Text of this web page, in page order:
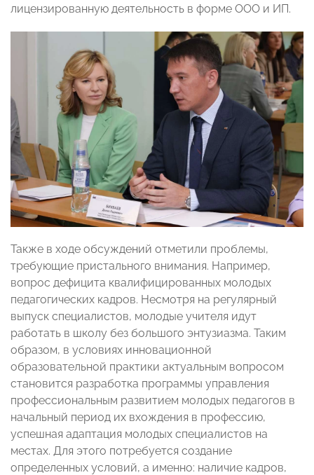
лицензированную деятельность в форме ООО и ИП.
Также в ходе обсуждений отметили проблемы,
требующие пристального внимания. Например,
вопрос дефицита квалифицированных молодых
педагогических кадров. Несмотря на регулярный
выпуск специалистов, молодые учителя идут
работать в школу без большого энтузиазма. Таким
образом, в условиях инновационной
образовательной практики актуальным вопросом
становится разработка программы управления
профессиональным развитием молодых педагогов в
начальный период их вхождения в профессию,
успешная адаптация молодых специалистов на
местах. Для этого потребуется создание
определенных условий, а именно: наличие кадров,